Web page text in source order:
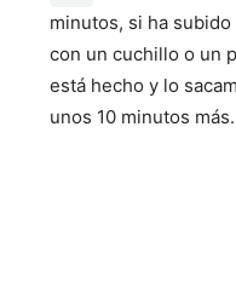
minutos, si ha
con un cuchillo o un
está hecho y lo
unos 10 minutos más.